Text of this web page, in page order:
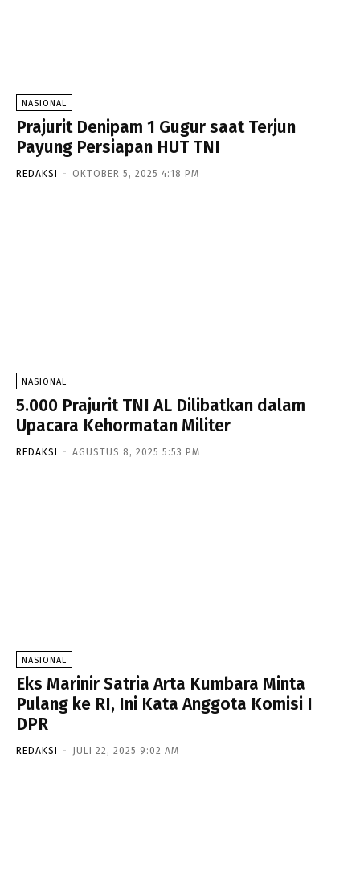
NASIONAL
Prajurit Denipam 1 Gugur saat Terjun
Payung Persiapan HUT TNI
REDAKSI - OKTOBER 5, 2025 4:18 PM
NASIONAL
5.000 Prajurit TNI AL Dilibatkan dalam
Upacara Kehormatan Militer
REDAKSI - AGUSTUS 8, 2025 5:53 PM
NASIONAL
Eks Marinir Satria Arta Kumbara Minta
Pulang ke RI, Ini Kata Anggota Komisi I
DPR
REDAKSI - JULI 22, 2025 9:02 AM